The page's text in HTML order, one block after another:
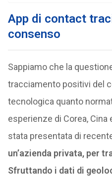
App di contact
consenso
Sappiamo che la
tracciamento positivi del
tecnologica quanto
esperienze di Corea, Cina
stata presentata di
un’azienda privata, per
Sfruttando i dati di